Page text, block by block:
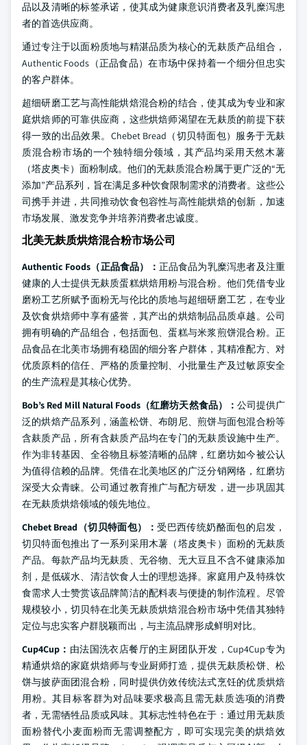
品以及清晰的标签承诺，使其成为健康意识消费者及乳糜泻患
者的首选供应商。
通过专注于以面粉质地与精湛品质为核心的无麸质产品组合，
Authentic Foods（正品食品）在市场中保持着一个细分但忠实
的客户群体。
超细研磨工艺与高性能烘焙混合粉的结合，使其成为专业和家
庭烘焙师的可靠供应商，这些烘焙师渴望在无麸质的前提下获
得一致的出品效果。Chebet Bread（切贝特面包）服务于无麸
质混合粉市场的一个独特细分领域，其产品均采用天然木薯
（塔皮奥卡）面粉制成。他们的无麸质混合粉属于更广泛的“无
添加”产品系列，旨在满足多种饮食限制需求的消费者。这些公
司携手并进，共同推动饮食包容性与高性能烘焙的创新，加速
市场发展、激发竞争并培养消费者忠诚度。
北美无麸质烘焙混合粉市场公司
Authentic Foods（正品食品）： 正品食品为乳糜泻患者及注重
健康的人士提供无麸质蛋糕烘焙用粉与混合粉。他们凭借专业
磨粉工艺所赋予面粉无与伦比的质地与超细研磨工艺，在专业
及饮食烘焙师中享有盛誉，其产出的烘焙制品品质卓越。公司
拥有明确的产品组合，包括面包、蛋糕与米浆煎饼混合粉。正
品食品在北美市场拥有稳固的细分客户群体，其精准配方、对
优质原料的信任、严格的质量控制、小批量生产及过敏原安全
的生产流程是其核心优势。
Bob’s Red Mill Natural Foods（红磨坊天然食品）： 公司提供广
泛的烘焙产品系列，涵盖松饼、布朗尼、煎饼与面包混合粉等
含麸质产品，所有含麸质产品均在专门的无麸质设施中生产。
作为非转基因、全谷物且标签清晰的品牌，红磨坊如今被公认
为值得信赖的品牌。凭借在北美地区的广泛分销网络，红磨坊
深受大众青睐。公司通过教育推广与配方研发，进一步巩固其
在无麸质烘焙领域的领先地位。
Chebet Bread（切贝特面包）：受巴西传统奶酪面包的启发，
切贝特面包推出了一系列采用木薯（塔皮奥卡）面粉的无麸质
产品。每款产品均无麸质、无谷物、无大豆且不含不健康添加
剂，是低碳水、清洁饮食人士的理想选择。家庭用户及特殊饮
食需求人士赞赏该品牌简洁的配料表与便捷的制作流程。尽管
规模较小，切贝特在北美无麸质烘焙混合粉市场中凭借其独特
定位与忠实客户群脱颖而出，与主流品牌形成鲜明对比。
Cup4Cup： 由法国洗衣店餐厅的主厨团队开发，Cup4Cup专为
精通烘焙的家庭烘焙师与专业厨师打造，提供无麸质松饼、松
饼与披萨面团混合粉，同时提供仿效传统法式烹饪的优质烘焙
用粉。其目标客群为对品味要求极高且需无麸质选项的消费
者，无需牺牲品质或风味。其标志性特色在于：通过用无麸质
面粉替代小麦面粉而无需调整配方，即可实现完美的烘焙效